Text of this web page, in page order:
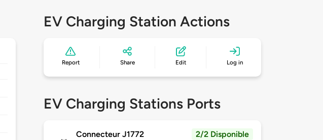
EV Charging Station Actions
Report Share Edit Log in
EV Charging Stations Ports
Connecteur J1772 2/2 Disponible